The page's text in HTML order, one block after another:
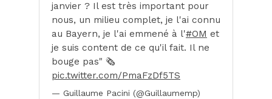
janvier ? Il est très important pour
nous, un milieu complet, je l'ai connu
au Bayern, je l'ai emmené à l'#OM et
je suis content de ce qu'il fait. Il ne
bouge pas" 🗞️
pic.twitter.com/PmaFzDf5TS
— Guillaume Pacini (@Guillaumemp)